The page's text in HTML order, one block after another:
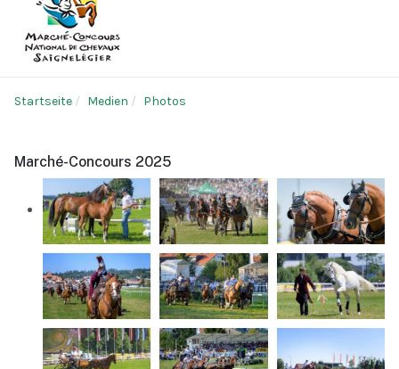
Startseite Medien Photos
Marché-Concours 2025